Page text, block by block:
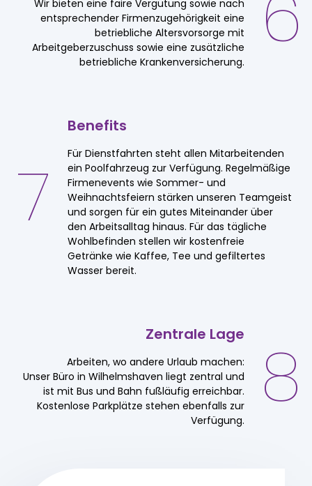
Wir bieten eine faire Vergütung sowie nach
entsprechender Firmenzugehörigkeit eine
betriebliche Altersvorsorge mit
Arbeitgeberzuschuss sowie eine zusätzliche
betriebliche Krankenversicherung.
7
Benefits
Für Dienstfahrten steht allen Mitarbeitenden
ein Poolfahrzeug zur Verfügung. Regelmäßige
Firmenevents wie Sommer- und
Weihnachtsfeiern stärken unseren Teamgeist
und sorgen für ein gutes Miteinander über
den Arbeitsalltag hinaus. Für das tägliche
Wohlbefinden stellen wir kostenfreie
Getränke wie Kaffee, Tee und gefiltertes
Wasser bereit.
8
Zentrale Lage
Arbeiten, wo andere Urlaub machen:
Unser Büro in Wilhelmshaven liegt zentral und
ist mit Bus und Bahn fußläufig erreichbar.
Kostenlose Parkplätze stehen ebenfalls zur
Verfügung.